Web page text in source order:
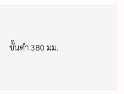
ขั้นต่ำ 380 มม.